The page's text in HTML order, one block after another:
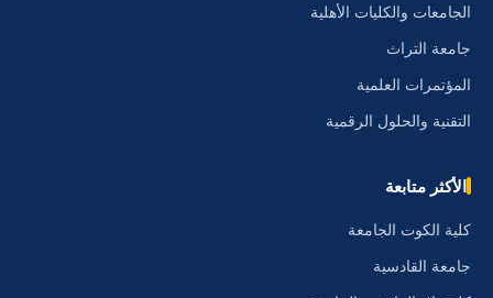
الجامعات والكليات الأهلية
جامعة التراث
المؤتمرات العلمية
التقنية والحلول الرقمية
الأكثر متابعة
كلية الكوت الجامعة
جامعة القادسية